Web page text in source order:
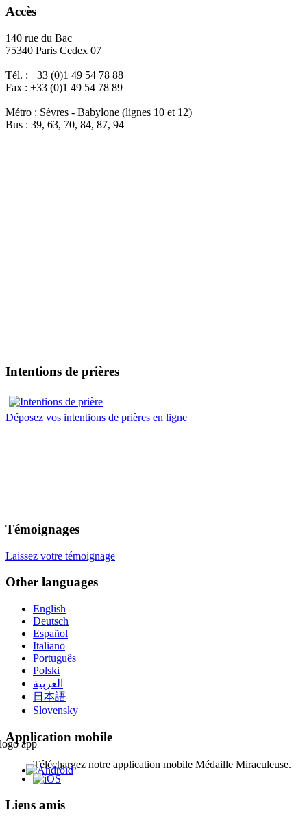
Accès
140 rue du Bac
75340 Paris Cedex 07
Tél. : +33 (0)1 49 54 78 88
Fax : +33 (0)1 49 54 78 89
Métro : Sèvres - Babylone (lignes 10 et 12)
Bus : 39, 63, 70, 84, 87, 94
Intentions de prières
Déposez vos intentions de prières en ligne
Témoignages
Laissez votre témoignage
Other languages
English
Deutsch
Español
Italiano
Português
Polski
العربية
日本語
Slovensky
Application mobile
Téléchargez notre application mobile Médaille Miraculeuse.
Liens amis